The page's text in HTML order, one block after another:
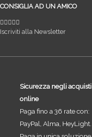
CONSIGLIA AD UN AMICO
Iscriviti alla Newsletter
Sicurezza negli acquisti
online
Paga fino a 36 rate con:
PayPal, Alma, HeyLight.